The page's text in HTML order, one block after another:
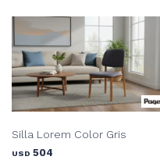
Silla Lorem Color Gris
USD 504